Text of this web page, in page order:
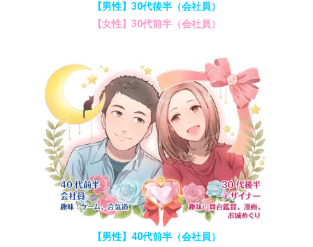
【男性】30代後半（会社員）
【女性】30代前半（会社員）
【男性】40代前半（会社員）